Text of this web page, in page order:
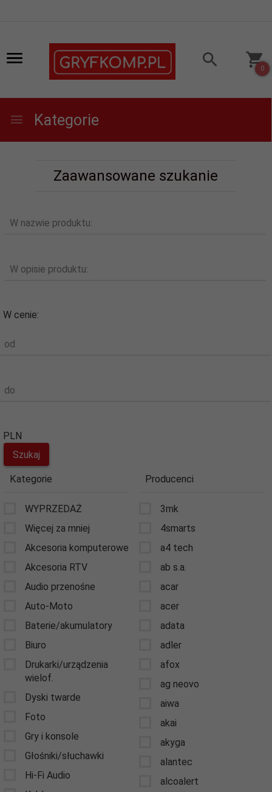
0
Kategorie
Zaawansowane szukanie
W nazwie produktu:
W opisie produktu:
W cenie:
od
do
PLN
Kategorie
WYPRZEDAŻ
Więcej za mniej
Akcesoria komputerowe
Akcesoria RTV
Audio przenośne
Auto-Moto
Baterie/akumulatory
Biuro
Drukarki/urządzenia
wielof.
Dyski twarde
Foto
Gry i konsole
Głośniki/słuchawki
Hi-Fi Audio
Producenci
3mk
4smarts
a4 tech
ab s.a.
acar
acer
adata
adler
afox
ag neovo
aiwa
akai
akyga
alantec
alcoalert